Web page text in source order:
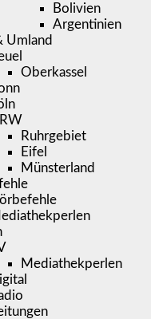
Bolivien
Argentinien
Umland
Oberkassel
Ruhrgebiet
Eifel
Münsterland
Mediathekperlen